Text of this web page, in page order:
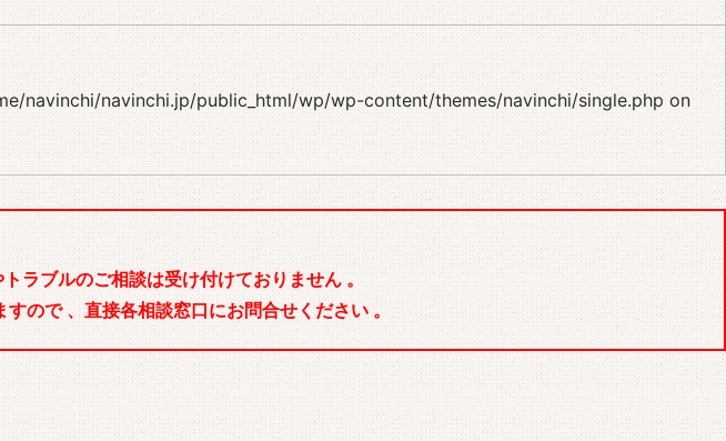
navinchi/navinchi.jp/public_html/wp/wp-content/themes/navinchi/single.php on
ラブルのご相談は受け付けておりません 。
ので 、直接各相談窓口にお問合せください 。